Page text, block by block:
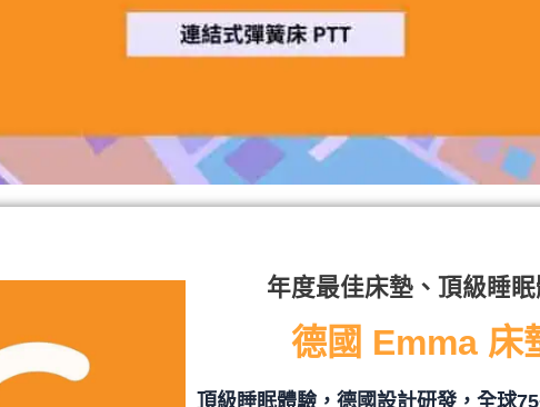
年度最佳床墊、頂級睡
德國 Emma 床
頂級睡眠體驗，德國設計研發，全球